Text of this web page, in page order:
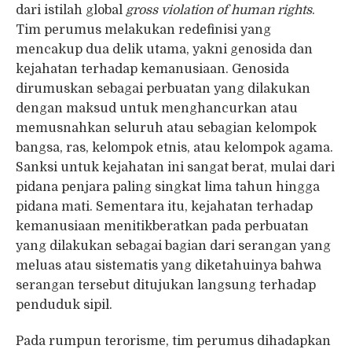
dari istilah global gross violation of human rights.
Tim perumus melakukan redefinisi yang
mencakup dua delik utama, yakni genosida dan
kejahatan terhadap kemanusiaan. Genosida
dirumuskan sebagai perbuatan yang dilakukan
dengan maksud untuk menghancurkan atau
memusnahkan seluruh atau sebagian kelompok
bangsa, ras, kelompok etnis, atau kelompok agama.
Sanksi untuk kejahatan ini sangat berat, mulai dari
pidana penjara paling singkat lima tahun hingga
pidana mati. Sementara itu, kejahatan terhadap
kemanusiaan menitikberatkan pada perbuatan
yang dilakukan sebagai bagian dari serangan yang
meluas atau sistematis yang diketahuinya bahwa
serangan tersebut ditujukan langsung terhadap
penduduk sipil.
Pada rumpun terorisme, tim perumus dihadapkan